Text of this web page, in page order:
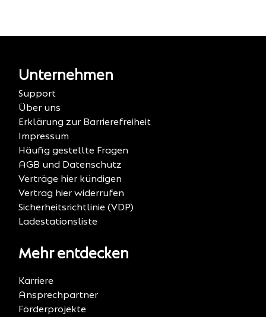
Unternehmen
Support
Über uns
Erklärung zur Barrierefreiheit
Impressum
Häufig gestellte Fragen
AGB und Datenschutz
Verträge hier kündigen
Vertrag hier widerrufen
Sicherheitsrichtlinie (VDP)
Ladestationsliste
Mehr entdecken
Karriere
Ansprechpartner
Förderprojekte